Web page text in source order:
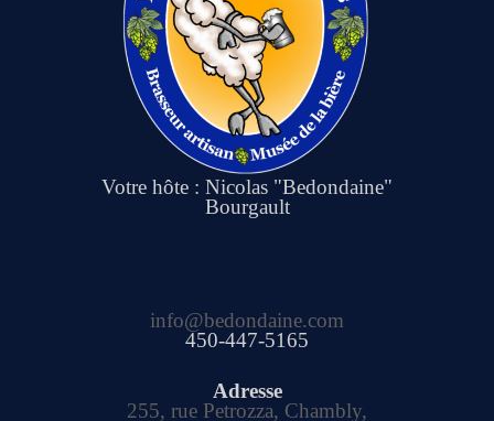
Votre hôte : Nicolas "Bedondaine"
Bourgault
info@bedondaine.com
450-447-5165
Adresse
255, rue Petrozza, Chambly,